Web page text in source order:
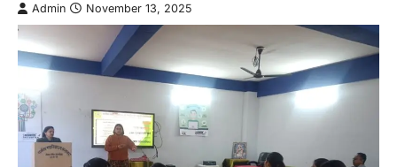
Admin November 13, 2025